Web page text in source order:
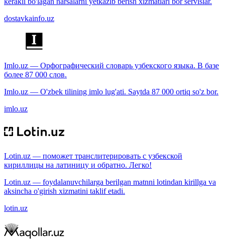
dostavkainfo.uz
Imlo.uz — Орфографический словарь узбекского языка. В базе
более 87 000 слов.
Imlo.uz — O'zbek tilining imlo lug'ati. Saytda 87 000 ortiq so'z bor.
imlo.uz
Lotin.uz — поможет транслитерировать с узбекской
кириллицы на латиницу и обратно. Легко!
Lotin.uz — foydalanuvchilarga berilgan matnni lotindan kirillga va
aksincha o'girish xizmatini taklif etadi.
lotin.uz